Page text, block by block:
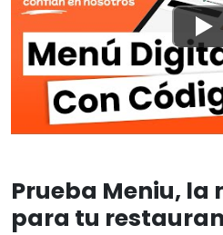
Prueba Meniu, la
para tu